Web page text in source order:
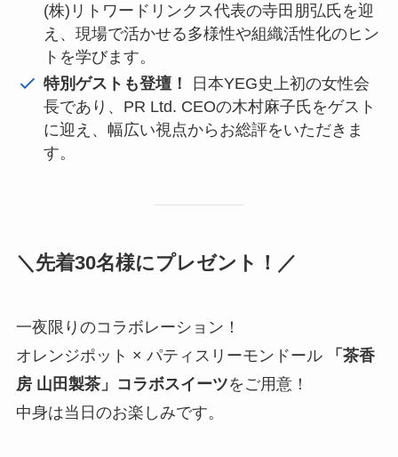
(株)リトワードリンクス代表の寺田朋弘氏を迎
え、現場で活かせる多様性や組織活性化のヒン
トを学びます。
特別ゲストも登壇！
日本YEG史上初の女性会
長であり、PR Ltd. CEOの木村麻子氏をゲスト
に迎え、幅広い視点からお総評をいただきま
す。
＼ 先着30名様にプレゼント！ ／
一夜限りのコラボレーション！
オレンジポット × パティスリーモンドール
「茶香
房 山田製茶」コラボスイーツをご用意！
中身は当日のお楽しみです。